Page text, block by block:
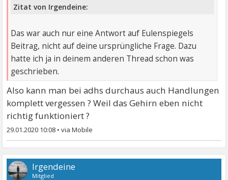
Zitat von Irgendeine:
Das war auch nur eine Antwort auf Eulenspiegels
Beitrag, nicht auf deine ursprüngliche Frage. Dazu
hatte ich ja in deinem anderen Thread schon was
geschrieben.
Also kann man bei adhs durchaus auch Handlungen
komplett vergessen ? Weil das Gehirn eben nicht
richtig funktioniert ?
29.01.2020 10:08 •
Irgendeine
Mitglied